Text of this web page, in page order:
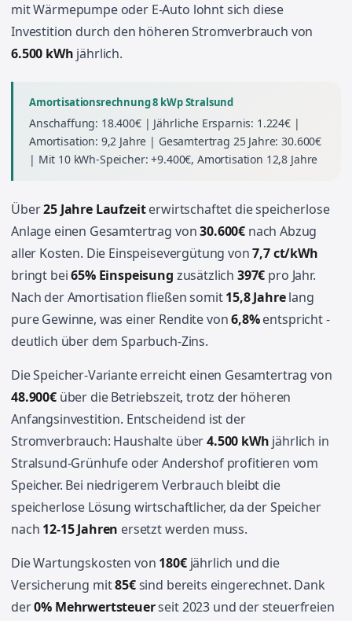
mit Wärmepumpe oder E-Auto lohnt sich diese
Investition durch den höheren Stromverbrauch von
6.500 kWh jährlich.
Amortisationsrechnung 8 kWp Stralsund
Anschaffung: 18.400€ | Jährliche Ersparnis: 1.224€ |
Amortisation: 9,2 Jahre | Gesamtertrag 25 Jahre: 30.600€
| Mit 10 kWh-Speicher: +9.400€, Amortisation 12,8 Jahre
Über25 Jahre Laufzeiterwirtschaftet die speicherlose
Anlage einen Gesamtertrag von30.600€ nach Abzug
aller Kosten. Die Einspeisevergütung von7,7 ct/kWh
bringt bei65% Einspeisung zusätzlich 397€ pro Jahr.
Nach der Amortisation fließen somit15,8 Jahrelang
pure Gewinne, was einer Rendite von6,8%entspricht -
deutlich über dem Sparbuch-Zins.
Die Speicher-Variante erreicht einen Gesamtertrag von
48.900€über die Betriebszeit, trotz der höheren
Anfangsinvestition. Entscheidend ist der
Stromverbrauch: Haushalte über4.500 kWh jährlich in
Stralsund-Grünhufe oder Andershof profitieren vom
Speicher. Bei niedrigerem Verbrauch bleibt die
speicherlose Lösung wirtschaftlicher, da der Speicher
nach 12-15 Jahren ersetzt werden muss.
Die Wartungskosten von 180€jährlich und die
Versicherung mit85€sind bereits eingerechnet. Dank
der0% Mehrwertsteuerseit 2023 und der steuerfreien